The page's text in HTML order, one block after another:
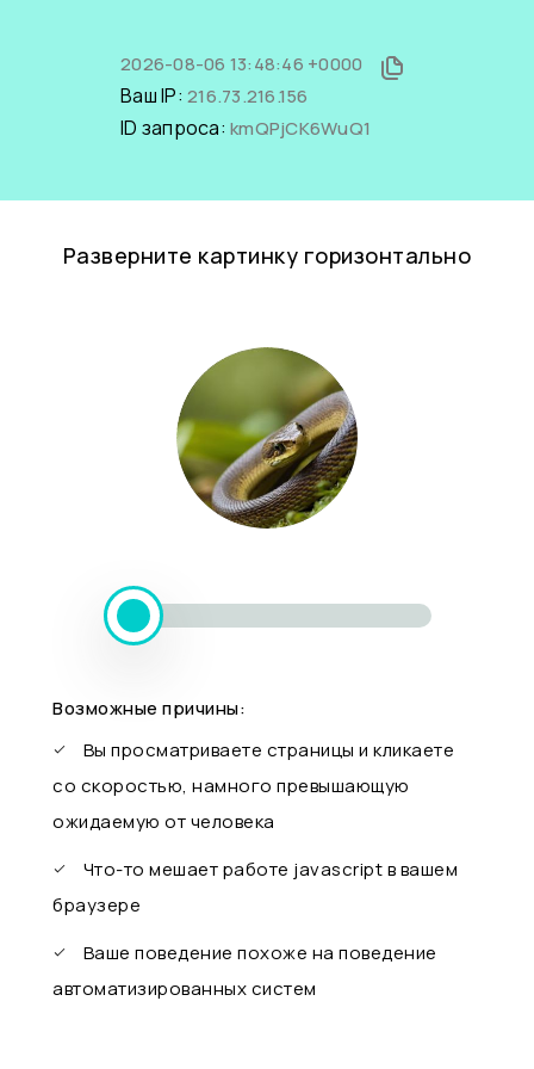
2026-08-06 13:48:46 +0000
Ваш IP: 216.73.216.156
ID запроса: kmQPjCK6WuQ1
Разверните картинку горизонтально
Возможные причины:
Вы просматриваете страницы и кликаете
со скоростью, намного превышающую
ожидаемую от человека
Что-то мешает работе javascript в вашем
браузере
Ваше поведение похоже на поведение
автоматизированных систем